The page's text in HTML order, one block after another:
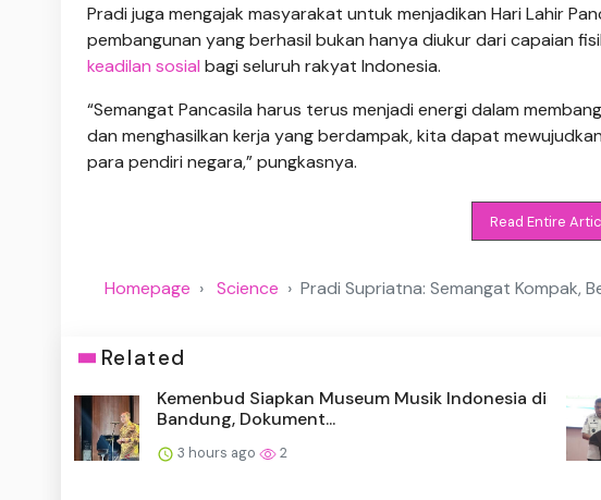
Pradi juga mengajak masyarakat untuk menjadikan Hari Lahir
pembangunan yang berhasil bukan hanya diukur dari capaian
keadilan sosial bagi seluruh rakyat Indonesia.
“Semangat Pancasila harus terus menjadi energi dalam
dan menghasilkan kerja yang berdampak, kita dapat
para pendiri negara,” pungkasnya.
Read Entire
Homepage Science Pradi Supriatna: Semangat Kompak,
Related
Kemenbud Siapkan Museum Musik Indonesia di
Bandung, Dokument...
3 hours ago 2